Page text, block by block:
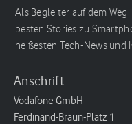
Als Begleiter auf dem
besten Stories zu
heißesten Tech-News und
Anschrift
Vodafone GmbH
Ferdinand-Braun-Platz 1